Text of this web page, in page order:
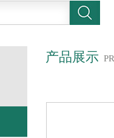
产品展示